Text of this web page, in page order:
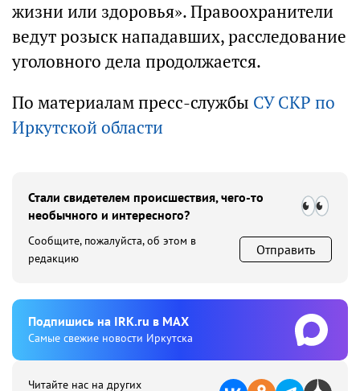
жизни или здоровья». Правоохранители
ведут розыск нападавших, расследование
уголовного дела продолжается.
По материалам пресс-службы СУ СКР по
Иркутской области
Стали свидетелем происшествия, чего-то
необычного и интересного?
Сообщите, пожалуйста, об этом в
редакцию
Отправить
Подпишиcь на IRK.ru в MAX
Cамые свежие новости Иркутска
Читайте нас на других